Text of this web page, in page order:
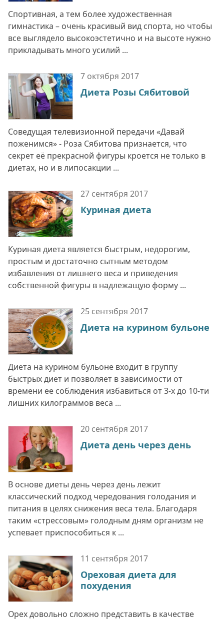
Спортивная, а тем более художественная
гимнастика – очень красивый вид спорта, но чтобы
все выглядело высокоэстетично и на высоте нужно
прикладывать много усилий ...
7 октября 2017
Диета Розы Сябитовой
Соведущая телевизионной передачи «Давай
поженимся» - Роза Сябитова признается, что
секрет её прекрасной фигуры кроется не только в
диетах, но и в липосакции ...
27 сентября 2017
Куриная диета
Куриная диета является быстрым, недорогим,
простым и достаточно сытным методом
избавления от лишнего веса и приведения
собственной фигуры в надлежащую форму ...
25 сентября 2017
Диета на курином бульоне
Диета на курином бульоне входит в группу
быстрых диет и позволяет в зависимости от
времени ее соблюдения избавиться от 3-х до 10-ти
лишних килограммов веса ...
20 сентября 2017
Диета день через день
В основе диеты день через день лежит
классический подход чередования голодания и
питания в целях снижения веса тела. Благодаря
таким «стрессовым» голодным дням организм не
успевает приспособиться к ...
11 сентября 2017
Ореховая диета для
похудения
Орех довольно сложно представить в качестве